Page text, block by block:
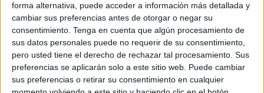
forma alternativa, puede acceder a información más detallada y
cambiar sus preferencias antes de otorgar o negar su
consentimiento. Tenga en cuenta que algún procesamiento de
sus datos personales puede no requerir de su consentimiento,
pero usted tiene el derecho de rechazar tal procesamiento. Sus
preferencias se aplicarán solo a este sitio web. Puede cambiar
sus preferencias o retirar su consentimiento en cualquier
Empresas por la Universidad de Estocolmo y
Master en Ingeniería Física por el Royal Institute
of Technology de Estolcomo, Thomas Thärnå
trabaja desde hace siete años. En su última etapa
ha trabajado con la red de servicio de la marca
para los mercados de Europa occidental y